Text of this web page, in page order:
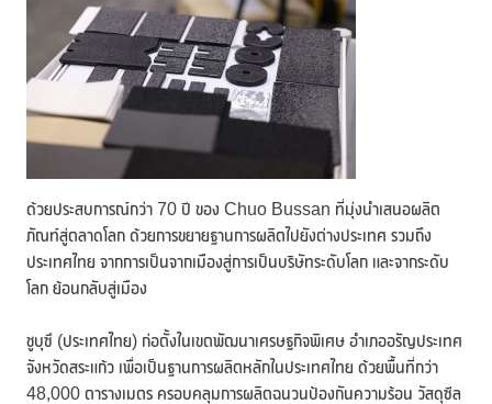
ด้วยประสบการณ์กว่า 70 ปี ของ Chuo Bussan ที่มุ่งนำเสนอผลิต
ภัณท์สู่ตลาดโลก ด้วยการขยายฐานการผลิตไปยังต่างประเทศ รวมถึง
ประเทศไทย จากการเป็นจากเมืองสู่การเป็นบริษัทระดับโลก และจากระดับ
โลก ย้อนกลับสู่เมือง
ชูบุซึ (ประเทศไทย) ก่อตั้งในเขตพัฒนาเศรษฐกิจพิเศษ อำเภออรัญประเทศ
จังหวัดสระแก้ว เพื่อเป็นฐานการผลิตหลักในประเทศไทย ด้วยพื้นที่กว่า
48,000 ตารางเมตร ครอบคลุมการผลิตฉนวนป้องกันความร้อน วัสดุซีล